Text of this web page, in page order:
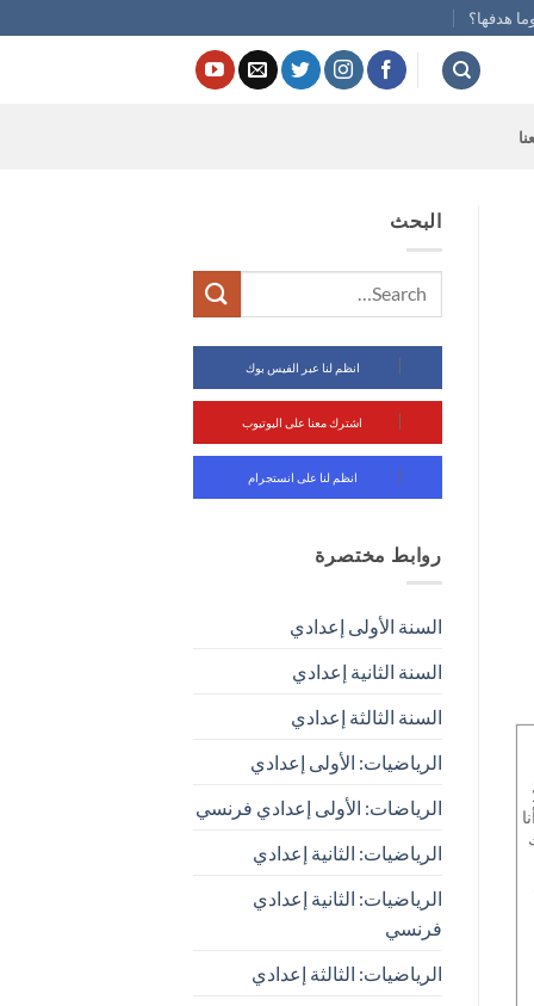
هدفها؟
البحث
انظم لنا عبر الفيس بوك
اشترك معنا على اليوتيوب
انظم لنا على انستجرام
روابط مختصرة
السنة الأولى إعدادي
السنة الثانية إعدادي
السنة الثالثة إعدادي
الرياضيات: الأولى إعدادي
الرياضات: الأولى إعدادي فرنسي
الرياضيات: الثانية إعدادي
الرياضيات: الثانية إعدادي
فرنسي
الرياضيات: الثالثة إعدادي